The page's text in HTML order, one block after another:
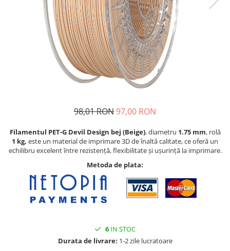
98,01 RON97,00 RON
Filamentul PET-G Devil Design bej (Beige), diametru 1.75 mm, rolă
1 kg, este un material de imprimare 3D de înaltă calitate, ce oferă un
echilibru excelent între rezistență, flexibilitate și ușurință la imprimare.
Metoda de plata:
6 IN STOC
Durata de livrare: 1-2 zile lucratoare